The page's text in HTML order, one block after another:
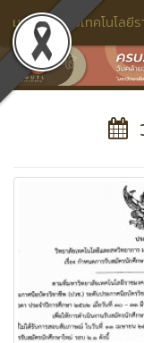
มหาวิทยาลัยเทคโนโลยี